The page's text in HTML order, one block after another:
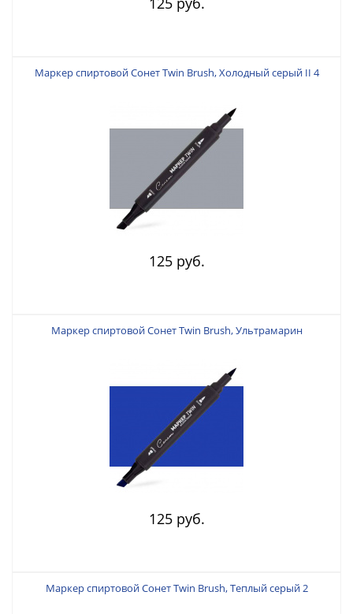
Маркер спиртовой Сонет Twin Brush, Холодный серый II 4
125 руб.
Маркер спиртовой Сонет Twin Brush, Ультрамарин
125 руб.
Маркер спиртовой Сонет Twin Brush, Теплый серый 2